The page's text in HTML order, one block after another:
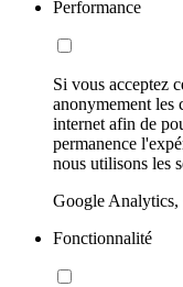
Performance
Si vous acceptez
anonymement les
internet afin de
permanence
nous utilisons les
Google
Fonctionnalité